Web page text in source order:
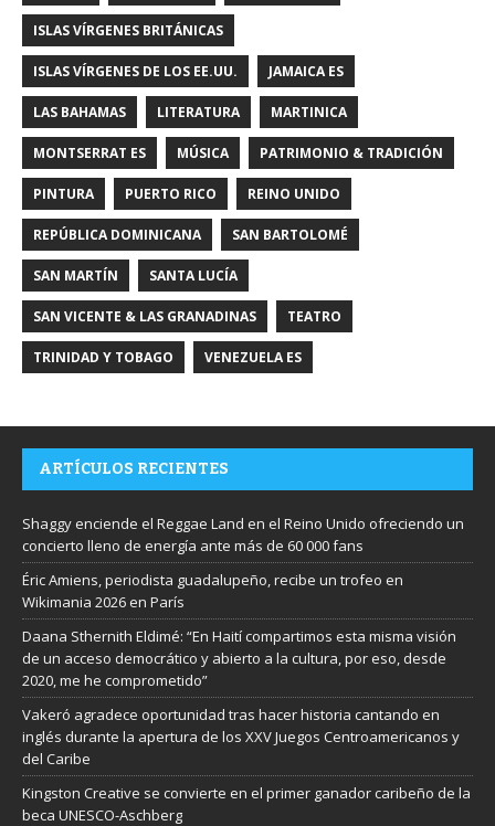
ISLAS VÍRGENES BRITÁNICAS
ISLAS VÍRGENES DE LOS EE.UU. JAMAICA ES
LAS BAHAMAS LITERATURA MARTINICA
MONTSERRAT ES MÚSICA PATRIMONIO & TRADICIÓN
PINTURA PUERTO RICO REINO UNIDO
REPÚBLICA DOMINICANA SAN BARTOLOMÉ
SAN MARTÍN SANTA LUCÍA
SAN VICENTE & LAS GRANADINAS TEATRO
TRINIDAD Y TOBAGO VENEZUELA ES
ARTÍCULOS RECIENTES
Shaggy enciende el Reggae Land en el Reino Unido ofreciendo un
concierto lleno de energía ante más de 60 000 fans
Éric Amiens, periodista guadalupeño, recibe un trofeo en
Wikimania 2026 en París
Daana Sthernith Eldimé: “En Haití compartimos esta misma visión
de un acceso democrático y abierto a la cultura, por eso, desde
2020, me he comprometido”
Vakeró agradece oportunidad tras hacer historia cantando en
inglés durante la apertura de los XXV Juegos Centroamericanos y
del Caribe
Kingston Creative se convierte en el primer ganador caribeño de la
beca UNESCO-Aschberg